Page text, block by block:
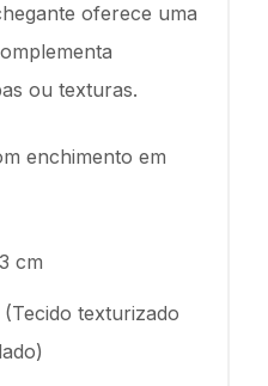
oferece uma
ou texturas.
enchimento em
cm
texturizado